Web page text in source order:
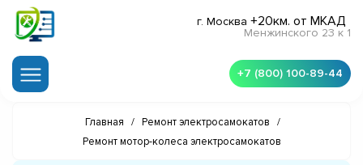
г. Москва +20км. от МКАД
Менжинского 23 к 1
+7 (800) 100-89-44
Главная / Ремонт электросамокатов
/
Ремонт мотор-колеса электросамокатов